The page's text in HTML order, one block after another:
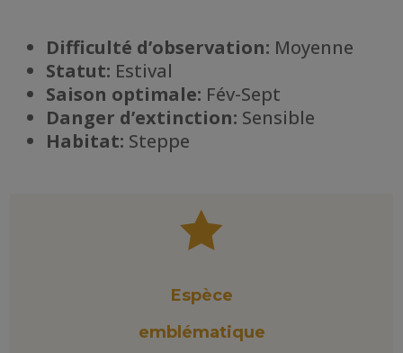
Difficulté d’observation: Moyenne
Statut: Estival
Saison optimale: Fév-Sept
Danger d’extinction: Sensible
Habitat: Steppe

Espèce
emblématique